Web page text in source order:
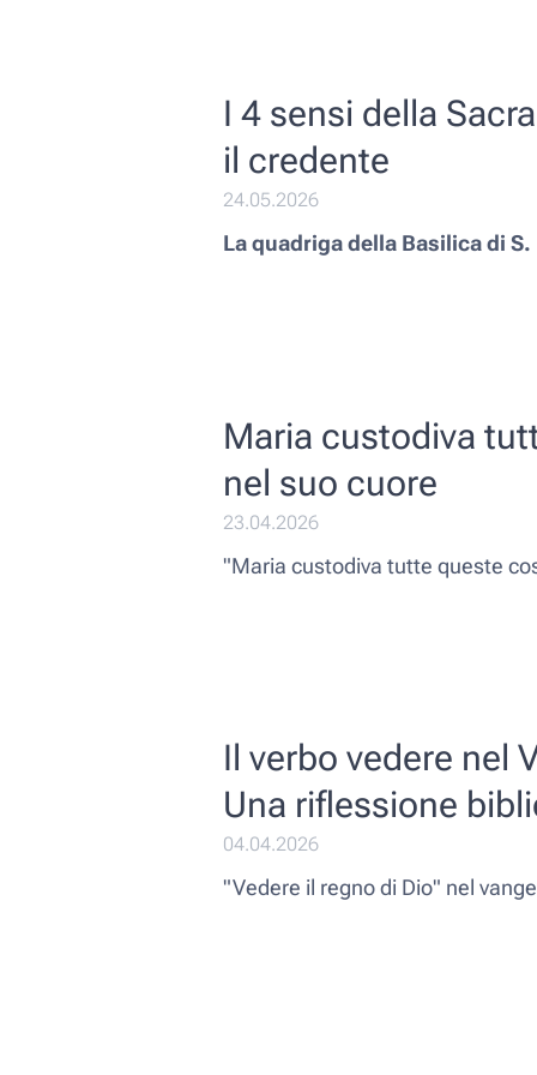
I 4 sensi della
il credente
24.05.2026
La quadriga della Basilica di
Maria custodiva
nel suo cuore
23.04.2026
"Maria custodiva tutte queste
Il verbo vedere nel
Una riflessione
04.04.2026
"Vedere il regno di Dio" nel